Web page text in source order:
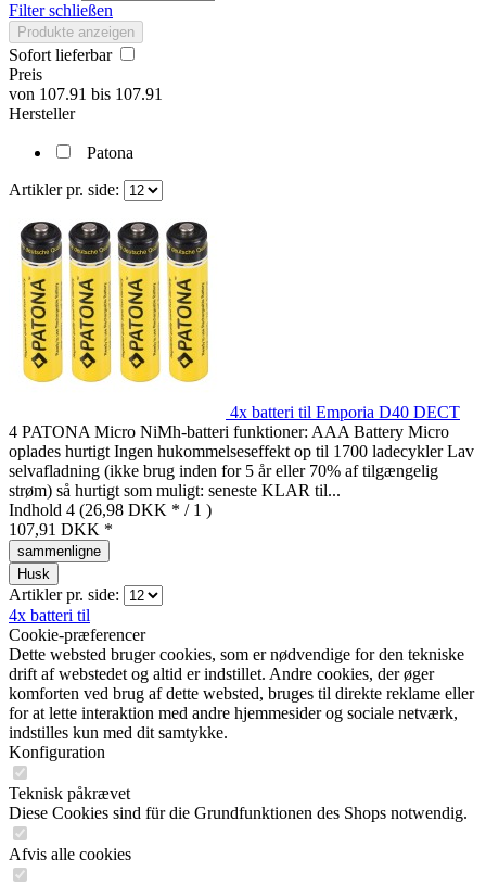
Filter schließen
Produkte anzeigen
Sofort lieferbar
Preis
von 107.91 bis 107.91
Hersteller
Patona
Artikler pr. side:
4x batteri til Emporia D40 DECT
4 PATONA Micro NiMh-batteri funktioner: AAA Battery Micro
oplades hurtigt Ingen hukommelseseffekt op til 1700 ladecykler Lav
selvafladning (ikke brug inden for 5 år eller 70% af tilgængelig
strøm) så hurtigt som muligt: seneste KLAR til...
Indhold 4 (26,98 DKK * / 1 )
107,91 DKK *
sammenligne
Husk
Artikler pr. side:
4x batteri til
Cookie-præferencer
Dette websted bruger cookies, som er nødvendige for den tekniske
drift af webstedet og altid er indstillet. Andre cookies, der øger
komforten ved brug af dette websted, bruges til direkte reklame eller
for at lette interaktion med andre hjemmesider og sociale netværk,
indstilles kun med dit samtykke.
Konfiguration
Teknisk påkrævet
Diese Cookies sind für die Grundfunktionen des Shops notwendig.
Afvis alle cookies